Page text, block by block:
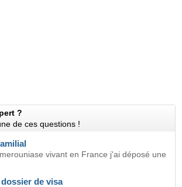
?
de ces questions !
vivant en France j'ai déposé une
de visa